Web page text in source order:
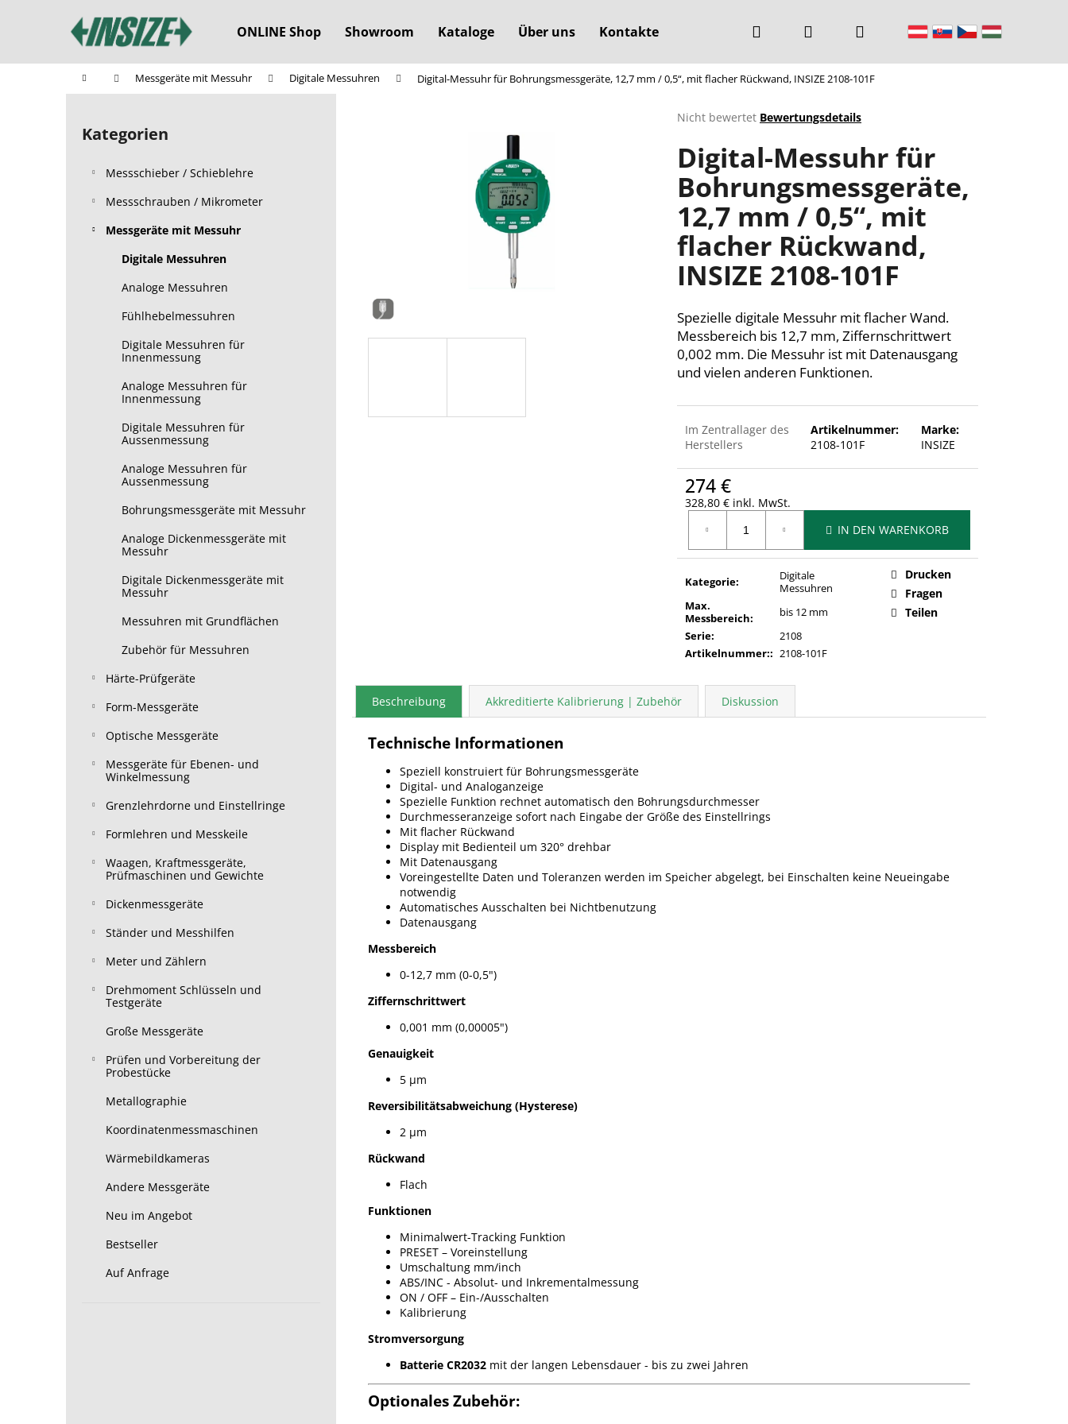
ONLINE Shop Showroom Kataloge Über uns Kontakte Suchen Warenkorb
StartseiteMessgeräte mit Messuhr Digitale Messuhren Digital-Messuhr für Bohrungsmessgeräte, 12,7 mm / 0,5“, mit flacher Rückwand, INSIZE 2108-101F
S
Kategorien
überspringen
Kategorien
Messschieber / Schieblehre
Messschrauben / Mikrometer
Messgeräte mit Messuhr
Digitale Messuhren
Analoge Messuhren
Fühlhebelmessuhren
Digitale Messuhren für
Innenmessung
Analoge Messuhren für
Innenmessung
Digitale Messuhren für
Aussenmessung
Analoge Messuhren für
Aussenmessung
Bohrungsmessgeräte mit Messuhr
Analoge Dickenmessgeräte mit
Messuhr
Digitale Dickenmessgeräte mit
Messuhr
Messuhren mit Grundflächen
Zubehör für Messuhren
Härte-Prüfgeräte
Form-Messgeräte
Optische Messgeräte
Messgeräte für Ebenen- und
Winkelmessung
Grenzlehrdorne und Einstellringe
Formlehren und Messkeile
Waagen, Kraftmessgeräte,
Prüfmaschinen und Gewichte
Dickenmessgeräte
Ständer und Messhilfen
Meter und Zählern
Drehmoment Schlüsseln und
Testgeräte
Große Messgeräte
Prüfen und Vorbereitung der
Probestücke
Metallographie
Koordinatenmessmaschinen
Wärmebildkameras
Andere Messgeräte
Neu im Angebot
Bestseller
Auf Anfrage
Die
Produktbewertung
ist
0,0
von
5
Sternen.
Nicht bewertet Bewertungsdetails
Digital-Messuhr für
Bohrungsmessgeräte,
12,7 mm / 0,5“, mit
flacher Rückwand,
INSIZE 2108-101F
Spezielle digitale Messuhr mit flacher Wand.
Messbereich bis 12,7 mm, Ziffernschrittwert
0,002 mm. Die Messuhr ist mit Datenausgang
und vielen anderen Funktionen.
Im Zentrallager des
Herstellers
Artikelnummer:
2108-101F
Marke:
INSIZE
274 €
328,80 € inkl. MwSt.
IN DEN WARENKORB
Kategorie:
Digitale
Messuhren
Max.
Messbereich:
bis 12 mm
Serie:
2108
Artikelnummer:: 2108-101F
Drucken
Fragen
Teilen
Beschreibung Akkreditierte Kalibrierung | Zubehör Diskussion
Technische Informationen
Speziell konstruiert für Bohrungsmessgeräte
Digital- und Analoganzeige
Spezielle Funktion rechnet automatisch den Bohrungsdurchmesser
Durchmesseranzeige sofort nach Eingabe der Größe des Einstellrings
Mit flacher Rückwand
Display mit Bedienteil um 320° drehbar
Mit Datenausgang
Voreingestellte Daten und Toleranzen werden im Speicher abgelegt, bei Einschalten keine Neueingabe
notwendig
Automatisches Ausschalten bei Nichtbenutzung
Datenausgang
Messbereich
0-12,7 mm (0-0,5")
Ziffernschrittwert
0,001 mm (0,00005")
Genauigkeit
5 µm
Reversibilitätsabweichung (Hysterese)
2 µm
Rückwand
Flach
Funktionen
Minimalwert-Tracking Funktion
PRESET – Voreinstellung
Umschaltung mm/inch
ABS/INC - Absolut- und Inkrementalmessung
ON / OFF – Ein-/Ausschalten
Kalibrierung
Stromversorgung
Batterie CR2032 mit der langen Lebensdauer - bis zu zwei Jahren
Optionales Zubehör:
e
Zurück
zum
Zurück
zum
Was suchen Sie?
Wir empfehlen